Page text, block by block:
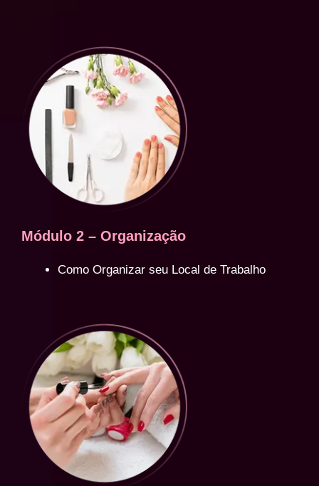
Módulo 2 – Organização
Como Organizar seu Local de Trabalho